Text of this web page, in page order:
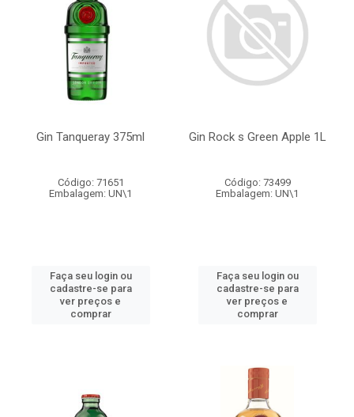
Gin Tanqueray 375ml
Código: 71651
Embalagem: UN\1
Faça seu login ou
cadastre-se para
ver preços e
comprar
Gin Rock s Green Apple 1L
Código: 73499
Embalagem: UN\1
Faça seu login ou
cadastre-se para
ver preços e
comprar